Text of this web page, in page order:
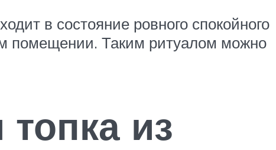
в состояние ровного спокойного
помещении. Таким ритуалом можно
из